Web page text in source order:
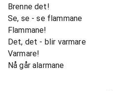
Brenne det!
Se, se - se flammane
Flammane!
Det, det - blir varmare
Varmare!
Nå går alarmane